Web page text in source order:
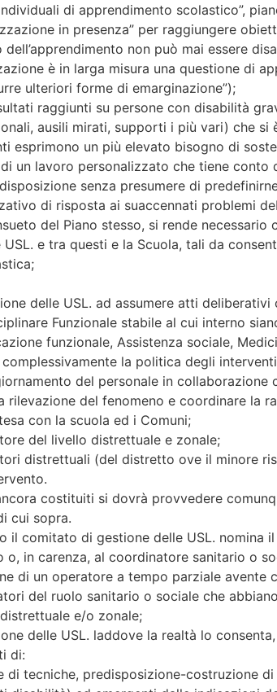
di apprendimento scolastico”,
in presenza” per raggiungere
dell’apprendimento non può mai essere
è in larga misura una questione di
ulteriori forme di emarginazione”);
raggiunti su persone con disabilità
ausili mirati, supporti i più vari) che
esprimono un più elevato bisogno di
un lavoro personalizzato che tiene
senza presumere di
di risposta ai suaccennati problemi
del Piano stesso, si rende
USL. e tra questi e la Scuola, tali da
delle USL. ad assumere atti
Funzionale stabile al cui interno
funzionale, Assistenza sociale,
la politica degli
del personale in collaborazione
rilevazione del fenomeno e coordinare la
con la scuola ed i Comuni;
del livello distrettuale e zonale;
distrettuali (del distretto ove il minore
costituiti si dovrà provvedere
cui sopra.
il comitato di gestione delle USL. nomina
in carenza, al coordinatore sanitario o
di un operatore a tempo parziale
del ruolo sanitario o sociale che
e/o zonale;
delle USL. laddove la realtà lo
di:
di tecniche, predisposizione-costruzione